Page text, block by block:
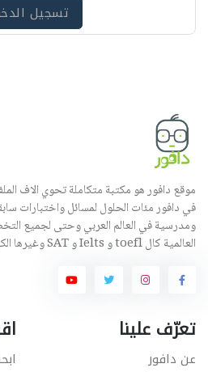
تسجيل
موقع دافور هو مكتبة متكاملة تحوي الاف
في دافور مئات الحلول لمسائل واختبارات
ومدرسية في العالم العربي وحتى لجميع
العالمية كال toefl و Ielts و SAT وغيرها الكثير.
تعرّف علينا
عن دافور